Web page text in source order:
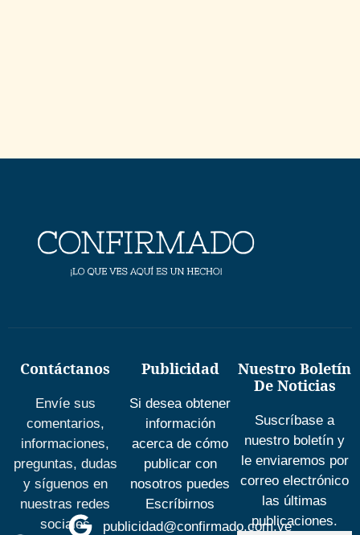
Contáctanos
Envíe sus
comentarios,
informaciones,
preguntas, dudas
y síguenos en
nuestras redes
sociales
Publicidad
Si desea obtener
información
acerca de cómo
publicar con
nosotros puedes
Escríbirnos
publicidad@confirmado.com.ve
Nuestro Boletín
De Noticias
Suscríbase a
nuestro boletín y
le enviaremos por
correo electrónico
las últimas
publicaciones.